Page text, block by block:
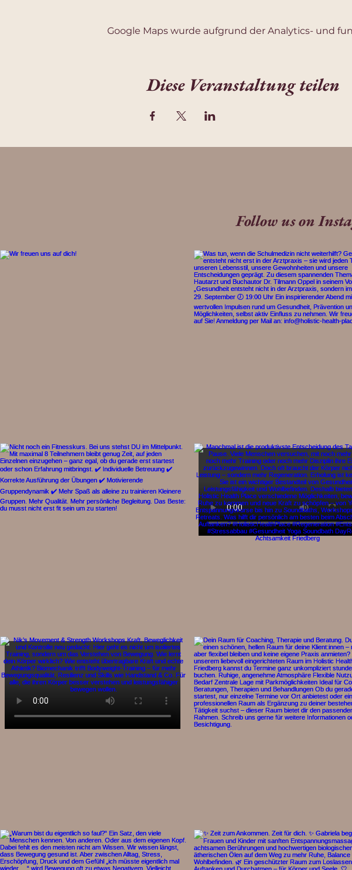
Google Maps wurde aufgrund der Analytics- und
Diese Veranstaltung teilen
Follow us on